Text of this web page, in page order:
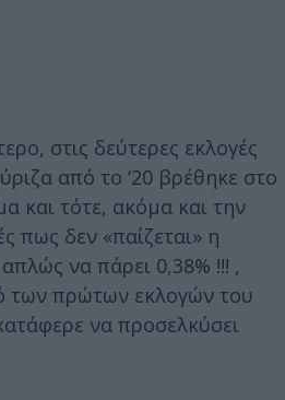
στις δεύτερες εκλογές
από το ‘20 βρέθηκε στο
και τότε, ακόμα και την
πως δεν «παίζεται» η
να πάρει 0,38% !!! ,
πρώτων εκλογών του
να προσελκύσει